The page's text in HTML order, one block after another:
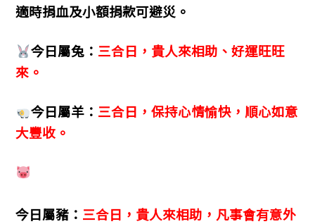
適時捐血及小額捐款可避災。
今日屬兔： 三合日，貴人來相助、好運旺旺
來。
今日屬羊： 三合日，保持心情愉快，順心如意
大豐收。
今日屬豬： 三合日，貴人來相助，凡事會有意外